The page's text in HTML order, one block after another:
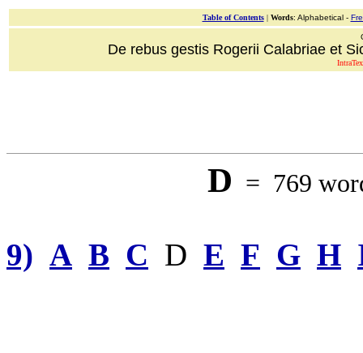
Table of Contents| Words: Alphabetical -
De rebus gestis Rogerii Calabriae et
D = 769
9) A B C D E F G H